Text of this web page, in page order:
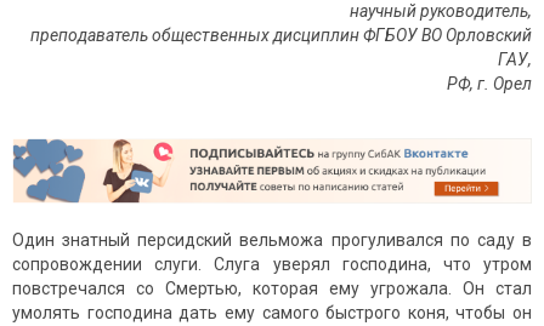
научный руководитель,
преподаватель общественных дисциплин ФГБОУ ВО Орловский
ГАУ,
РФ, г. Орел
Один знатный персидский вельможа прогуливался по саду в
сопровождении слуги. Слуга уверял господина, что утром
повстречался со Смертью, которая ему угрожала. Он стал
умолять господина дать ему самого быстрого коня, чтобы он